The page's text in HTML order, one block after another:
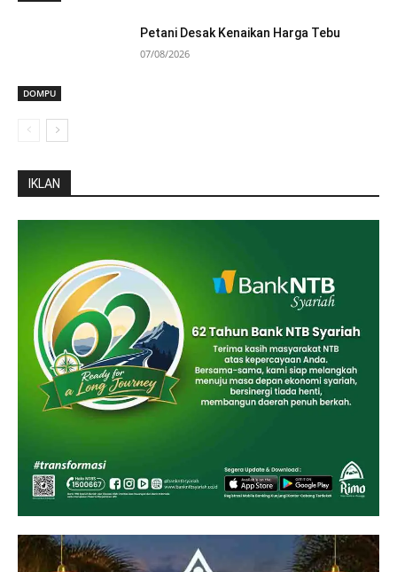
DOMPU
Petani Desak Kenaikan Harga Tebu
07/08/2026
IKLAN